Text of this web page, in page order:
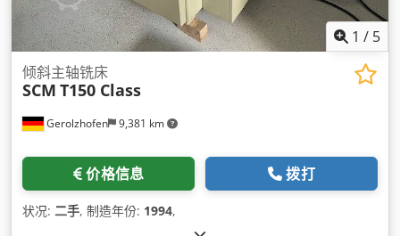
1 / 5
Gerolzhofen 9,381 km
倾斜主轴铣床
SCM T150 Class
价格信息 拨打
状况: 二手, 制造年份: 1994,